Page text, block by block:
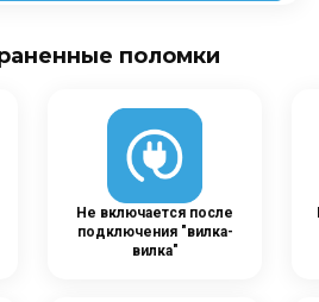
поломки
Не включается после
подключения "вилка-
вилка"